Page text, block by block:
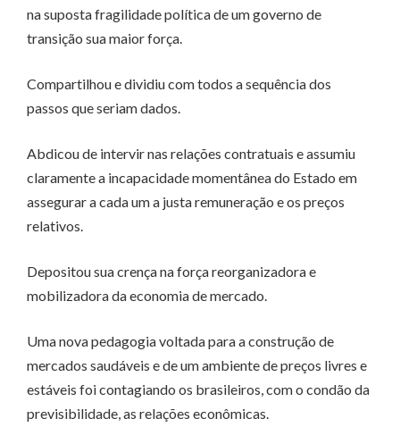
na suposta fragilidade política de um governo de
transição sua maior força.
Compartilhou e dividiu com todos a sequência dos
passos que seriam dados.
Abdicou de intervir nas relações contratuais e assumiu
claramente a incapacidade momentânea do Estado em
assegurar a cada um a justa remuneração e os preços
relativos.
Depositou sua crença na força reorganizadora e
mobilizadora da economia de mercado.
Uma nova pedagogia voltada para a construção de
mercados saudáveis e de um ambiente de preços livres e
estáveis foi contagiando os brasileiros, com o condão da
previsibilidade, as relações econômicas.